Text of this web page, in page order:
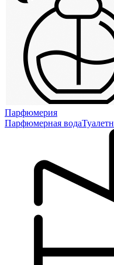
Парфюмерия
Парфюмерная вода